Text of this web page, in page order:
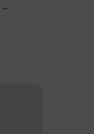
–